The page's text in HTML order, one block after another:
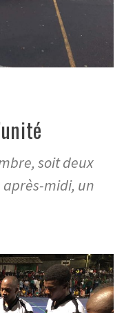
soit deux
après-midi, un